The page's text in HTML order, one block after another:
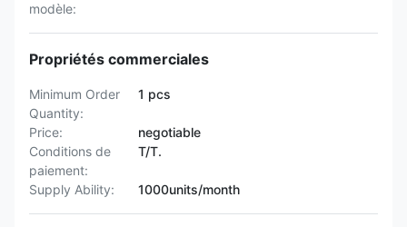
modèle:
Propriétés commerciales
Minimum Order
Quantity:
1 pcs
Price:
negotiable
Conditions de
paiement:
T/T.
Supply Ability: 1000units/month